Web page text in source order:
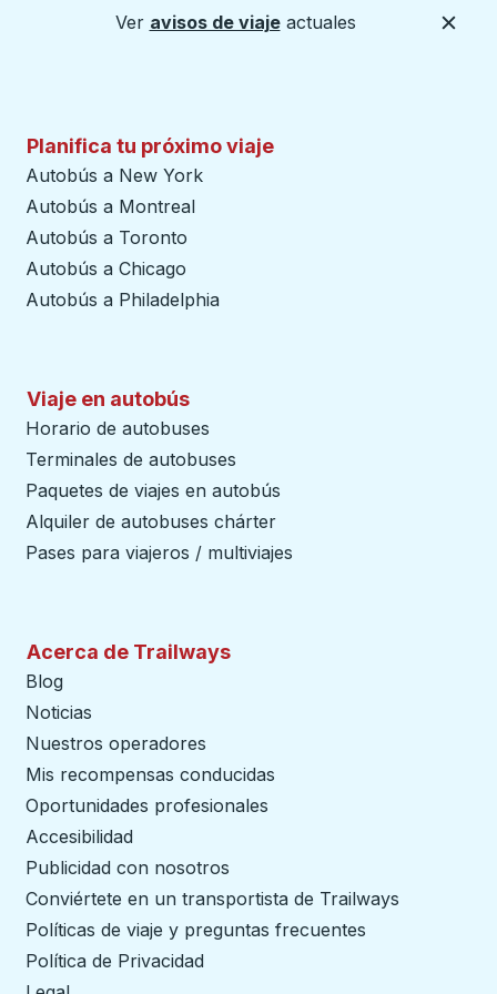
Ver avisos de viajeactuales
Planifica tu próximo viaje
Autobús a New York
Autobús a Montreal
Autobús a Toronto
Autobús a Chicago
Autobús a Philadelphia
Viaje en autobús
Horario de autobuses
Terminales de autobuses
Paquetes de viajes en autobús
Alquiler de autobuses chárter
Pases para viajeros / multiviajes
Acerca de Trailways
Blog
Noticias
Nuestros operadores
Mis recompensas conducidas
Oportunidades profesionales
Accesibilidad
Publicidad con nosotros
Conviértete en un transportista de Trailways
Políticas de viaje y preguntas frecuentes
Política de Privacidad